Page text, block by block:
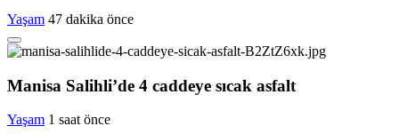
Yaşam 47 dakika önce
Manisa Salihli’de 4 caddeye sıcak asfalt
Yaşam 1 saat önce